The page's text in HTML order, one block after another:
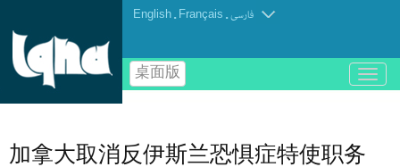
English . Français .فارسی
桌面版
باز
و
加拿大取消反伊斯兰恐惧症特使职务